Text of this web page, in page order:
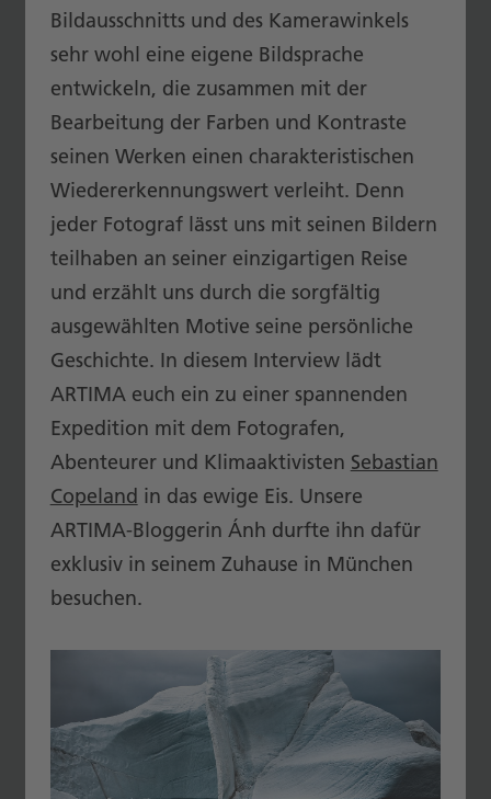
Bildausschnitts und des Kamerawinkels
sehr wohl eine eigene Bildsprache
entwickeln, die zusammen mit der
Bearbeitung der Farben und Kontraste
seinen Werken einen charakteristischen
Wiedererkennungswert verleiht. Denn
jeder Fotograf lässt uns mit seinen Bildern
teilhaben an seiner einzigartigen Reise
und erzählt uns durch die sorgfältig
ausgewählten Motive seine persönliche
Geschichte. In diesem Interview lädt
ARTIMA euch ein zu einer spannenden
Expedition mit dem Fotografen,
Abenteurer und Klimaaktivisten Sebastian
Copeland in das ewige Eis. Unsere
ARTIMA-Bloggerin Ánh durfte ihn dafür
exklusiv in seinem Zuhause in München
besuchen.